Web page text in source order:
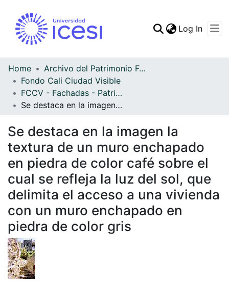
Log In
Home
Archivo del Patrimonio Fotográfico y Fílmico del Valle del Cauca
Fondo Cali Ciudad Visible
FCCV - Fachadas - Patrimonial
Se destaca en la imagen la textura de un muro enchapado en piedra de color café sobre el cual se refleja la luz del sol, que delimita el acceso a una vivienda con un muro enchapado en piedra de color gris
Se destaca en la imagen la
textura de un muro enchapado
en piedra de color café sobre el
cual se refleja la luz del sol, que
delimita el acceso a una vivienda
con un muro enchapado en
piedra de color gris